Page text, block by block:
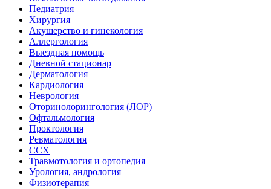
Педиатрия
Хирургия
Акушерство и гинекология
Аллергология
Выездная помощь
Дневной стационар
Дерматология
Кардиология
Неврология
Оторинолорингология (ЛОР)
Офтальмология
Проктология
Ревматология
ССХ
Травмотология и ортопедия
Урология, андрология
Физиотерапия